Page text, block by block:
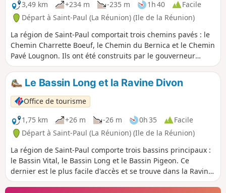
3,49 km +234 m -235 m 1h 40
Facile
Départ à Saint-Paul (La Réunion) (Ile de la Réunion)
La région de Saint-Paul comportait trois chemins pavés : le
Chemin Charrette Boeuf, le Chemin du Bernica et le Chemin
Pavé Lougnon. Ils ont été construits par le gouverneur
Antoine Desforges-Boucher au XVIIIème siècle. Transporter
les marchandises des hauts de Saint-Paul à la ville se faisait
par des chemins non aménagés et c'est donc pour cela
qu'Antoine Desforges-Boucher décida la construction de ces
chemins pavés. Le tracé du Chemin Pavé de Lougnon a été
retrouvé par Albert Lougnon.
Le Bassin Long et la Ravine Divon
Office de tourisme
1,75 km
+26 m -26 m 0h 35
Facile
Départ à Saint-Paul (La Réunion) (Ile de la Réunion)
La région de Saint-Paul comporte trois bassins principaux :
le Bassin Vital, le Bassin Long et le Bassin Pigeon. Ce
dernier est le plus facile d'accès et se trouve dans la Ravine
Divon. La ravine a plusieurs fois changé de nom. Son